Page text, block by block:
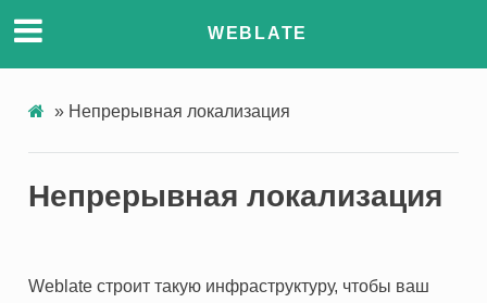
WEBLATE
» Непрерывная локализация
Непрерывная локализация
Weblate строит такую инфраструктуру, чтобы ваш